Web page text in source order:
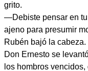
grito.
—Debiste pensar en
ajeno para presumir
Rubén bajó la cabeza.
Don Ernesto se
los hombros